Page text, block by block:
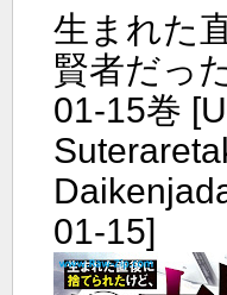
生まれた
賢者だっ
01-15巻
01-15]